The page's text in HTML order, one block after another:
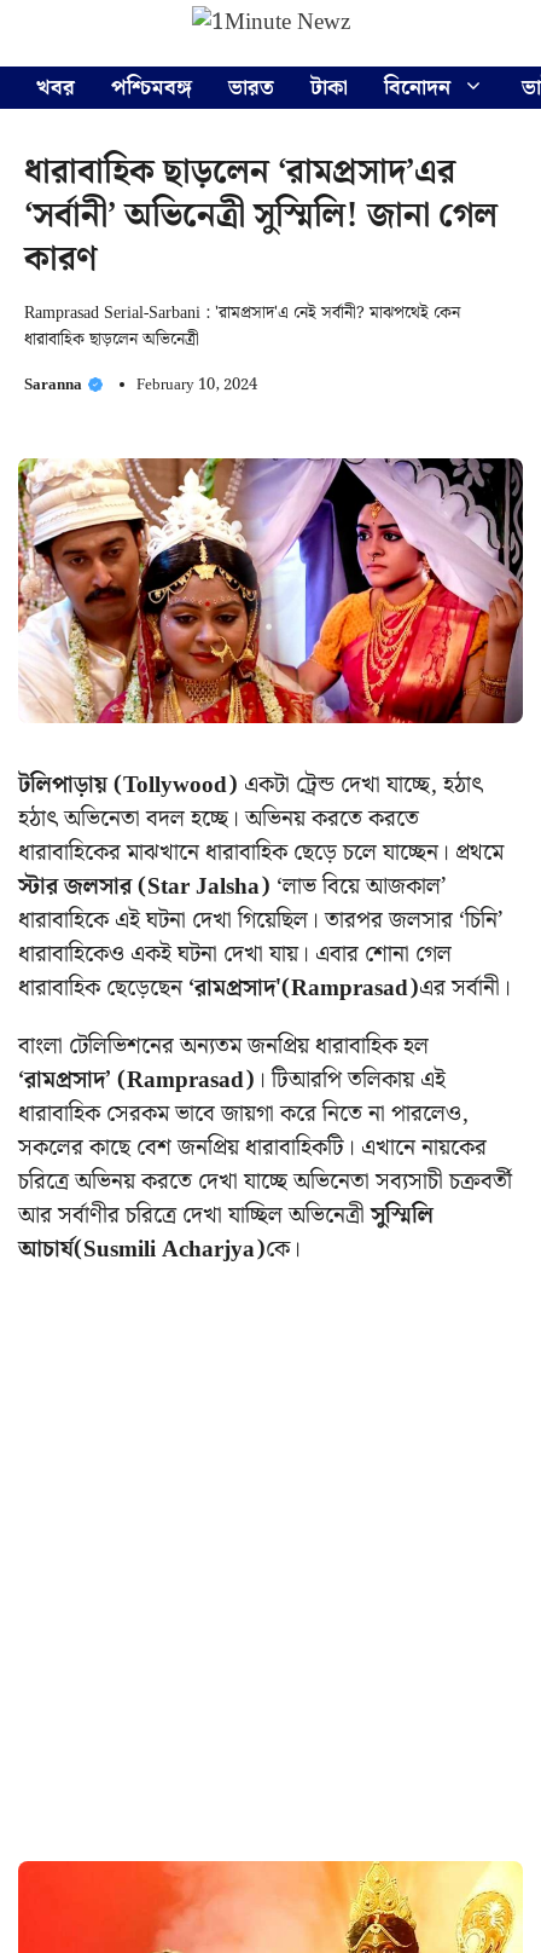
content
খবর
পশ্চিমবঙ্গ ভারত টাকা বিনোদন
ধারাবাহিক ছাড়লেন ‘রামপ্রসাদ’এর
‘সর্বানী’ অভিনেত্রী সুস্মিলি! জানা গেল
কারণ
Ramprasad Serial-Sarbani : 'রামপ্রসাদ'এ নেই সর্বানী? মাঝপথেই কেন
ধারাবাহিক ছাড়লেন অভিনেত্রী
Saranna February 10, 2024
টলিপাড়ায় (Tollywood) একটা ট্রেন্ড দেখা যাচ্ছে, হঠাৎ
হঠাৎ অভিনেতা বদল হচ্ছে। অভিনয় করতে করতে
ধারাবাহিকের মাঝখানে ধারাবাহিক ছেড়ে চলে যাচ্ছেন। প্রথমে
স্টার জলসার (Star Jalsha) ‘লাভ বিয়ে আজকাল’
ধারাবাহিকে এই ঘটনা দেখা গিয়েছিল। তারপর জলসার ‘চিনি’
ধারাবাহিকেও একই ঘটনা দেখা যায়। এবার শোনা গেল
ধারাবাহিক ছেড়েছেন‘রামপ্রসাদ'(Ramprasad)এর সর্বানী।
বাংলা টেলিভিশনের অন্যতম জনপ্রিয় ধারাবাহিক হল
‘রামপ্রসাদ’ (Ramprasad) । টিআরপি তলিকায় এই
ধারাবাহিক সেরকম ভাবে জায়গা করে নিতে না পারলেও,
সকলের কাছে বেশ জনপ্রিয় ধারাবাহিকটি। এখানেনায়কের
চরিত্রে অভিনয় করতে দেখা যাচ্ছে অভিনেতা সব্যসাচী চক্রবর্তী
আর সর্বাণীর চরিত্রে দেখা যাচ্ছিল অভিনেত্রীসুস্মিলি
আচার্য(Susmili Acharjya)কে।